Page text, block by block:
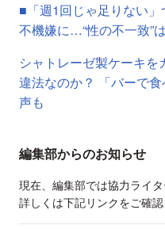
■「週1回じゃ足りない
不機嫌に…“性の不一致”
シャトレーゼ製ケーキ
違法なのか？ 「バーで
声も
編集部からのお知らせ
現在、編集部では協力ライ
詳しくは下記リンクをご確認